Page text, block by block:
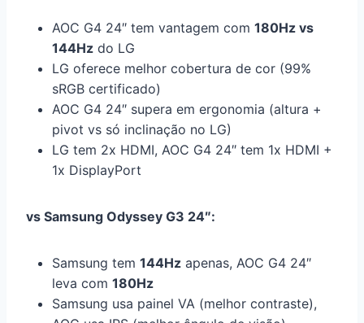
AOC G4 24″ tem vantagem com 180Hz vs
144Hz do LG
LG oferece melhor cobertura de cor (99%
sRGB certificado)
AOC G4 24″ supera em ergonomia (altura +
pivot vs só inclinação no LG)
LG tem 2x HDMI, AOC G4 24″ tem 1x HDMI +
1x DisplayPort
vs Samsung Odyssey G3 24″:
Samsung tem 144Hz apenas, AOC G4 24″
leva com 180Hz
Samsung usa painel VA (melhor contraste),